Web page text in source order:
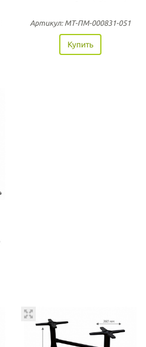
Артикул: МТ-ПМ-000831-051
Купить